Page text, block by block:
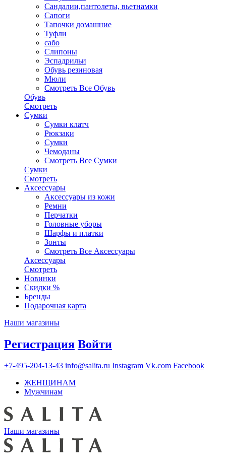
Сандалии,пантолеты, вьетнамки
Сапоги
Тапочки домашние
Туфли
сабо
Слипоны
Эспадрильи
Обувь резиновая
Мюли
Смотреть Все Обувь
Обувь
Смотреть
Сумки
Сумки клатч
Рюкзаки
Сумки
Чемоданы
Смотреть Все Сумки
Сумки
Смотреть
Аксессуары
Аксессуары из кожи
Ремни
Перчатки
Головные уборы
Шарфы и платки
Зонты
Смотреть Все Аксессуары
Аксессуары
Смотреть
Новинки
Скидки %
Бренды
Подарочная карта
Наши магазины
Регистрация Войти
+7-495-204-13-43 info@salita.ru Instagram Vk.com Facebook
ЖЕНЩИНАМ
Мужчинам
Наши магазины